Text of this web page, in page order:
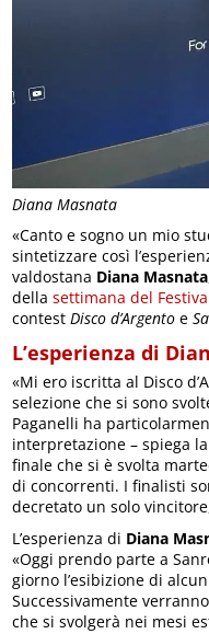
Diana Masnata
«Canto e sogno un mio
sintetizzare così
valdostana Diana Masnata
dellasettimana del
contestDisco d’Argento e
L’esperienza di
«Mi ero iscritta al Disco
selezione che si sono
Paganelli ha
interpretazione – spiega
finale che si è svolta
di concorrenti. I finalisti
decretato un solo
L’esperienza di Diana
«Oggi prendo parte a
giorno l’esibizione di
Successivamente
che si svolgerà nei mesi